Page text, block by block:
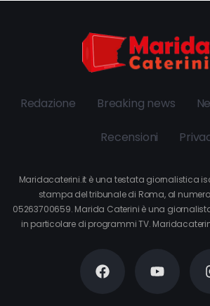
Redazione Breaking news
Recensioni
Maridacaterini.it è una testata giornalistica
stampa del tribunale di Roma, al numero
05263700659. Marida Caterini è una
in particolare di programmi TV.